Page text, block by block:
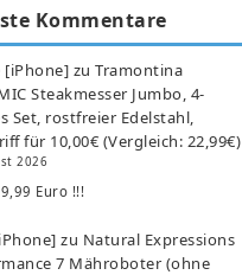
Kommentare
[iPhone] zuTramontina
Steakmesser Jumbo, 4-
Set, rostfreier Edelstahl,
für 10,00€ (Vergleich: 22,99€)
2026
Euro !!!
zu Natural Expressions
7 Mähroboter (ohne